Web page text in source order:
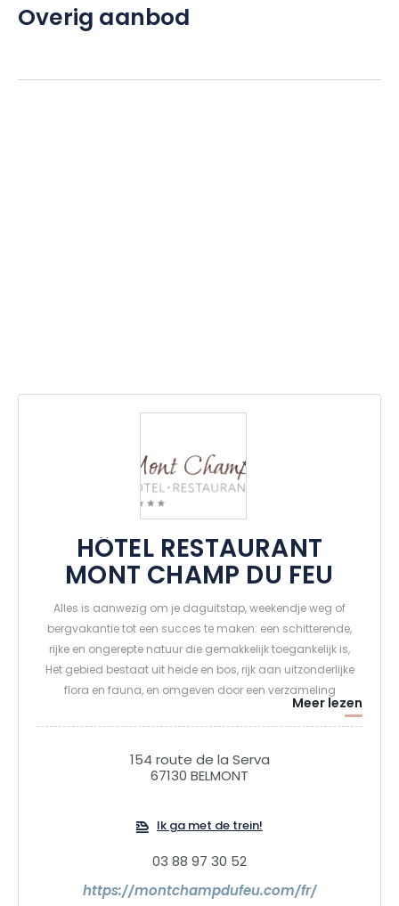
Overig aanbod
HÔTEL RESTAURANT
MONT CHAMP DU FEU
Alles is aanwezig om je daguitstap, weekendje weg of
bergvakantie tot een succes te maken: een schitterende,
rijke en ongerepte natuur die gemakkelijk toegankelijk is,
Het gebied bestaat uit heide en bos, rijk aan uitzonderlijke
flora en fauna, en omgeven door een verzameling
weelderige landschappen die generaties wandelaars
hebben verrukt.
Hôtel Restaurant Mont Champ du Feu, ideaal gelegen in het
nieuwe energie op te doen na een geweldige dag in de
uitje.
Meer lezen
154 route de la Serva
67130 BELMONT
Ik ga met de trein!
03 88 97 30 52
https://montchampdufeu.com/fr/